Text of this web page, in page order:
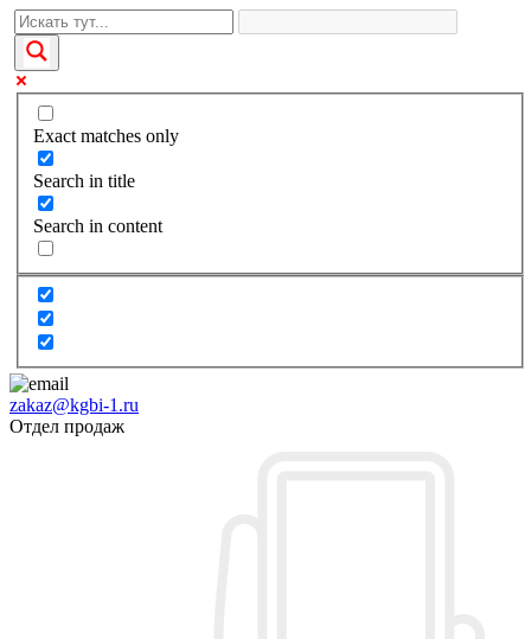
Exact matches only
Search in title
Search in content
zakaz@kgbi-1.ru
Отдел продаж